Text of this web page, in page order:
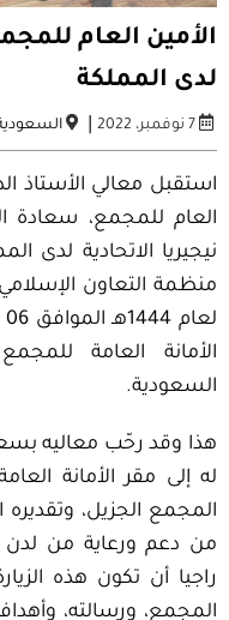
الأمين العام
لدى المملكة
7 نوفمبر، 2022 |
استقبل معالي الأستاذ
العام للمجمع، سعادة
نيجيريا الاتحادية لدى
الأمانة العامة
السعودية.
هذا وقد رحّب معاليه
له إلى مقر الأمانة
المجمع الجزيل،
من دعم ورعاية من لدن
راجيا أن تكون هذه
المجمع، ورسالته،